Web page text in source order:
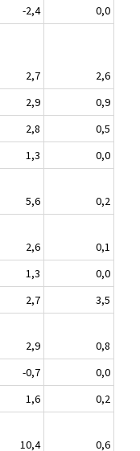
-2,4
0,0
2,7
2,6
2,9
0,9
2,8
0,5
1,3
0,0
5,6
0,2
2,6
0,1
1,3
0,0
2,7
3,5
2,9
0,8
-0,7
0,0
1,6
0,2
10,4
0,6